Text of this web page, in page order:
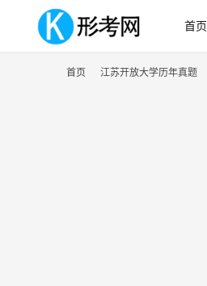
首页
首页 江苏开放大学历年真题